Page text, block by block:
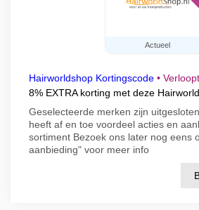
Actueel
Hairworldshop Kortingscode •
8% EXTRA korting met deze
Geselecteerde merken zijn
heeft af en toe voordeel acties en
sortiment Bezoek ons later nog eens
aanbieding" voor meer info